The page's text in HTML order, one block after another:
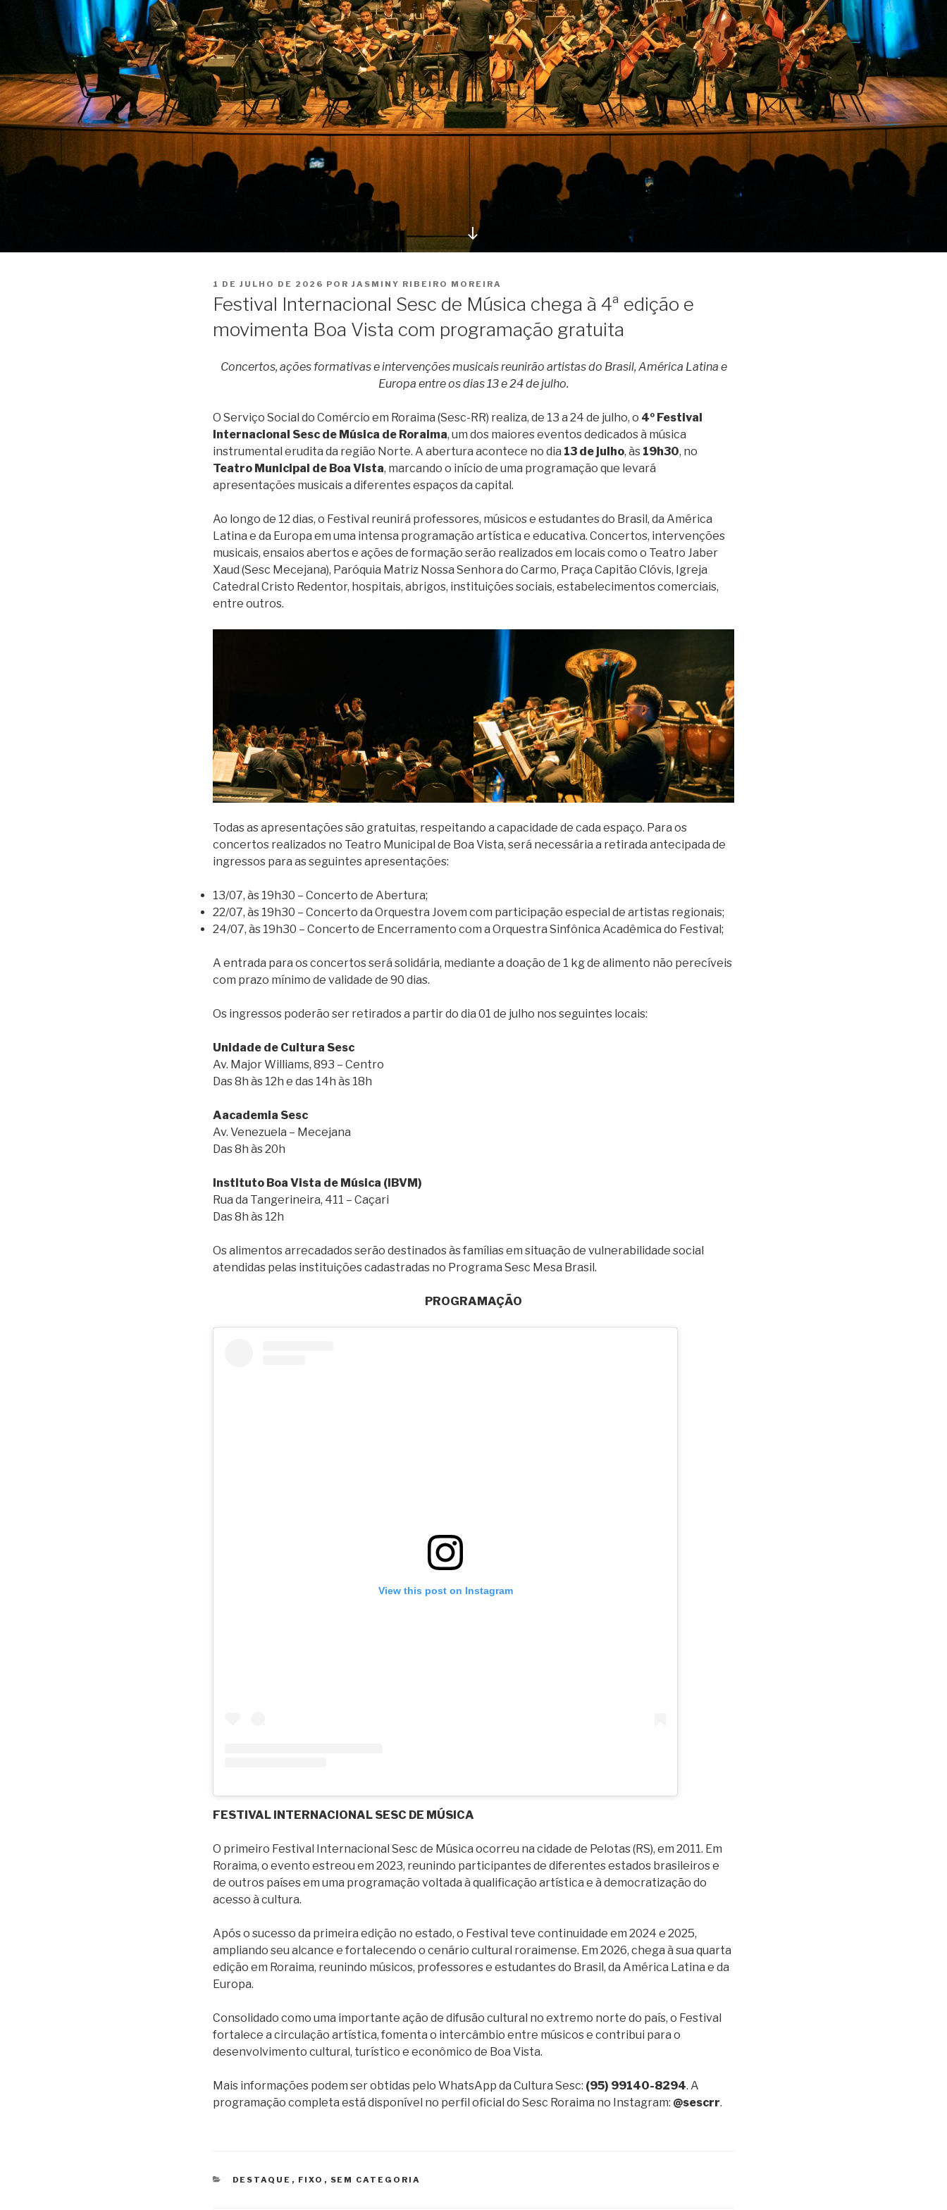
Ir
para
conteúdo
PUBLICADO
EM
1 DE JULHO DE 2026 POR JASMINY RIBEIRO MOREIRA
Festival Internacional Sesc de Música chega à 4ª edição e
movimenta Boa Vista com programação gratuita
Concertos, ações formativas e intervenções musicais reunirão artistas do Brasil, América Latina e
Europa entre os dias 13 e 24 de julho.
O Serviço Social do Comércio em Roraima (Sesc-RR) realiza, de 13 a 24 de julho, o 4º Festival
Internacional Sesc de Música de Roraima, um dos maiores eventos dedicados à música
instrumental erudita da região Norte. A abertura acontece no dia 13 de julho, às 19h30, no
Teatro Municipal de Boa Vista, marcando o início de uma programação que levará
apresentações musicais a diferentes espaços da capital.
Ao longo de 12 dias, o Festival reunirá professores, músicos e estudantes do Brasil, da América
Latina e da Europa em uma intensa programação artística e educativa. Concertos, intervenções
musicais, ensaios abertos e ações de formação serão realizados em locais como o Teatro Jaber
Xaud (Sesc Mecejana), Paróquia Matriz Nossa Senhora do Carmo, Praça Capitão Clóvis, Igreja
Catedral Cristo Redentor, hospitais, abrigos, instituições sociais, estabelecimentos comerciais,
entre outros.
Todas as apresentações são gratuitas, respeitando a capacidade de cada espaço. Para os
concertos realizados no Teatro Municipal de Boa Vista, será necessária a retirada antecipada de
ingressos para as seguintes apresentações:
13/07, às 19h30 – Concerto de Abertura;
22/07, às 19h30 – Concerto da Orquestra Jovem com participação especial de artistas regionais;
24/07, às 19h30 – Concerto de Encerramento com a Orquestra Sinfônica Acadêmica do Festival;
A entrada para os concertos será solidária, mediante a doação de 1 kg de alimento não perecíveis
com prazo mínimo de validade de 90 dias.
Os ingressos poderão ser retirados a partir do dia 01 de julho nos seguintes locais:
Unidade de Cultura Sesc
Av. Major Williams, 893 – Centro
Das 8h às 12h e das 14h às 18h
Aacademia Sesc
Av. Venezuela – Mecejana
Das 8h às 20h
Instituto Boa Vista de Música (IBVM)
Rua da Tangerineira, 411 – Caçari
Das 8h às 12h
Os alimentos arrecadados serão destinados às famílias em situação de vulnerabilidade social
atendidas pelas instituições cadastradas no Programa Sesc Mesa Brasil.
PROGRAMAÇÃO
View this post on Instagram
FESTIVAL INTERNACIONAL SESC DE MÚSICA
O primeiro Festival Internacional Sesc de Música ocorreu na cidade de Pelotas (RS), em 2011. Em
Roraima, o evento estreou em 2023, reunindo participantes de diferentes estados brasileiros e
de outros países em uma programação voltada à qualificação artística e à democratização do
acesso à cultura.
Após o sucesso da primeira edição no estado, o Festival teve continuidade em 2024 e 2025,
ampliando seu alcance e fortalecendo o cenário cultural roraimense. Em 2026, chega à sua quarta
edição em Roraima, reunindo músicos, professores e estudantes do Brasil, da América Latina e da
Europa.
Consolidado como uma importante ação de difusão cultural no extremo norte do país, o Festival
fortalece a circulação artística, fomenta o intercâmbio entre músicos e contribui para o
desenvolvimento cultural, turístico e econômico de Boa Vista.
Mais informações podem ser obtidas pelo WhatsApp da Cultura Sesc: (95) 99140-8294. A
programação completa está disponível no perfil oficial do Sesc Roraima no Instagram: @sescrr.
CATEGORIAS
DESTAQUE , FIXO , SEM CATEGORIA